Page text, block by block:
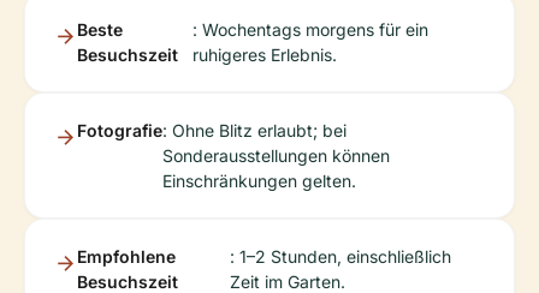
Beste
Besuchszeit
: Wochentags morgens für ein
ruhigeres Erlebnis.
Fotografie: Ohne Blitz erlaubt; bei
Sonderausstellungen können
Einschränkungen gelten.
Empfohlene
Besuchszeit
: 1–2 Stunden, einschließlich
Zeit im Garten.